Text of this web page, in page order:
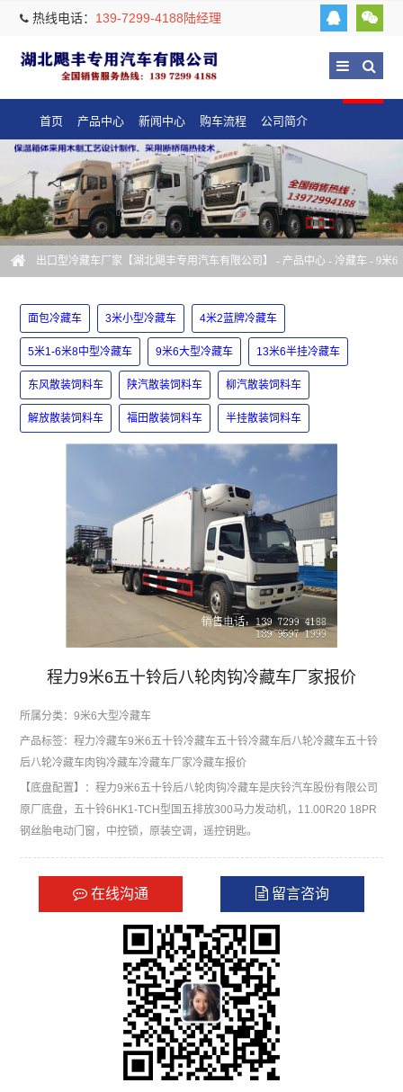
热线电话： 139-7299-4188陆经理
首页 产品中心 新闻中心 购车流程 公司简介
出口型冷藏车厂家【湖北飓丰专用汽车有限公司】 - 产品中心 - 冷藏车 - 9米6
面包冷藏车 3米小型冷藏车 4米2蓝牌冷藏车
5米1-6米8中型冷藏车 9米6大型冷藏车 13米6半挂冷藏车
东风散装饲料车 陕汽散装饲料车 柳汽散装饲料车
解放散装饲料车 福田散装饲料车 半挂散装饲料车
程力9米6五十铃后八轮肉钩冷藏车厂家报价
所属分类：9米6大型冷藏车
产品标签：程力冷藏车9米6五十铃冷藏车五十铃冷藏车后八轮冷藏车五十铃
后八轮冷藏车肉钩冷藏车冷藏车厂家冷藏车报价
【底盘配置】：程力9米6五十铃后八轮肉钩冷藏车是庆铃汽车股份有限公司
原厂底盘，五十铃6HK1-TCH型国五排放300马力发动机，11.00R20 18PR
钢丝胎电动门窗，中控锁，原装空调，遥控钥匙。
在线沟通 留言咨询